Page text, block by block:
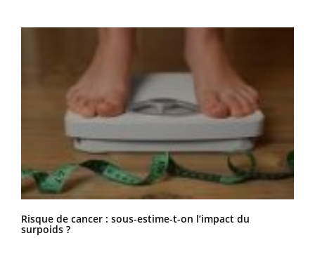
Risque de cancer : sous-estime-t-on l’impact du
surpoids ?